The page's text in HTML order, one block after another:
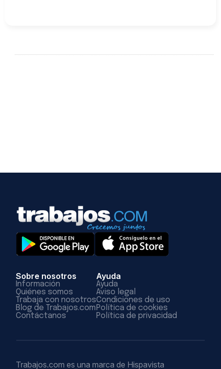
Sobre nosotros
Información
Quiénes somos
Trabaja con nosotros
Blog de Trabajos.com
Contáctanos
Ayuda
Ayuda
Aviso legal
Condiciones de uso
Política de cookies
Política de privacidad
Trabajos.com es una marca de Hispavista